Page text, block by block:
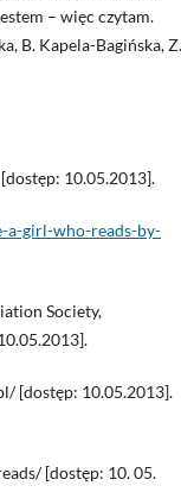
– więc czytam.
B. Kapela-Bagińska, Z.
10.05.2013].
a-girl-who-reads-by-
Society,
[dostęp: 10.05.2013].
[dostęp: 10. 05.